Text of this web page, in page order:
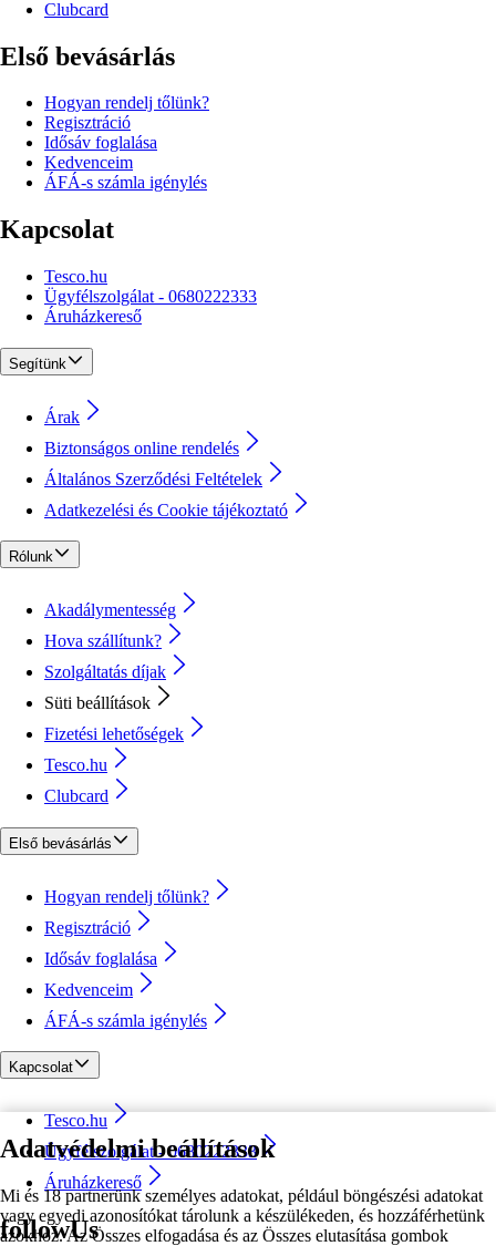
Adatvédelmi beállítások
Mi és 18 partnerünk személyes adatokat, például böngészési adatokat
vagy egyedi azonosítókat tárolunk a készülékeden, és hozzáférhetünk
azokhoz. Az Összes elfogadása és az Összes elutasítása gombok
Clubcard
Első bevásárlás
Hogyan rendelj tőlünk?
Regisztráció
Idősáv foglalása
Kedvenceim
ÁFÁ-s számla igénylés
Kapcsolat
Tesco.hu
Ügyfélszolgálat - 0680222333
Áruházkereső
Segítünk
Árak
Biztonságos online rendelés
Általános Szerződési Feltételek
Adatkezelési és Cookie tájékoztató
Rólunk
Akadálymentesség
Hova szállítunk?
Szolgáltatás díjak
Süti beállítások
Fizetési lehetőségek
Tesco.hu
Clubcard
Első bevásárlás
Hogyan rendelj tőlünk?
Regisztráció
Idősáv foglalása
Kedvenceim
ÁFÁ-s számla igénylés
Kapcsolat
Tesco.hu
Ügyfélszolgálat - 0680222333
Áruházkereső
followUs